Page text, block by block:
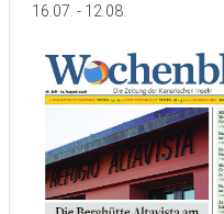
16.07. - 12.08.